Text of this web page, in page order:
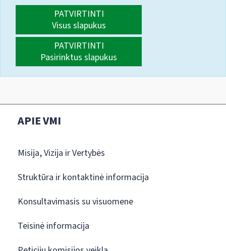
PATVIRTINTI
Visus slapukus
PATVIRTINTI
Pasirinktus slapukus
APIE VMI
Misija, Vizija ir Vertybės
Struktūra ir kontaktinė informacija
Konsultavimasis su visuomene
Teisinė informacija